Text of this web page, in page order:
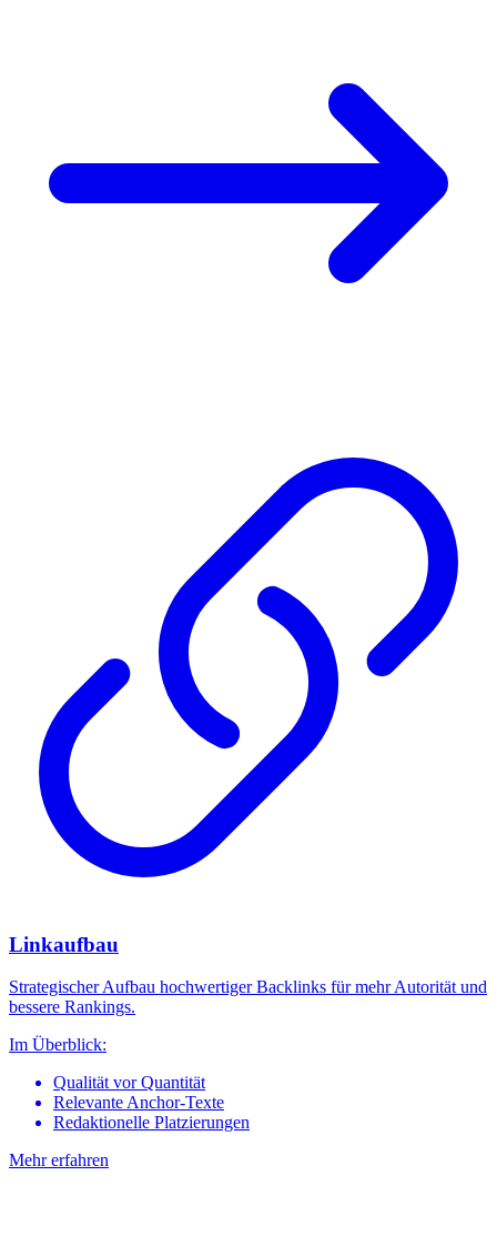
Linkaufbau
Strategischer Aufbau hochwertiger Backlinks für mehr Autorität und
bessere Rankings.
Im Überblick:
Qualität vor Quantität
Relevante Anchor-Texte
Redaktionelle Platzierungen
Mehr erfahren